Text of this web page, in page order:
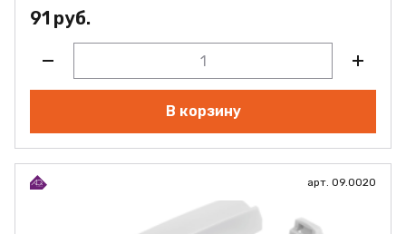
91 руб.
В корзину
арт. 09.0020